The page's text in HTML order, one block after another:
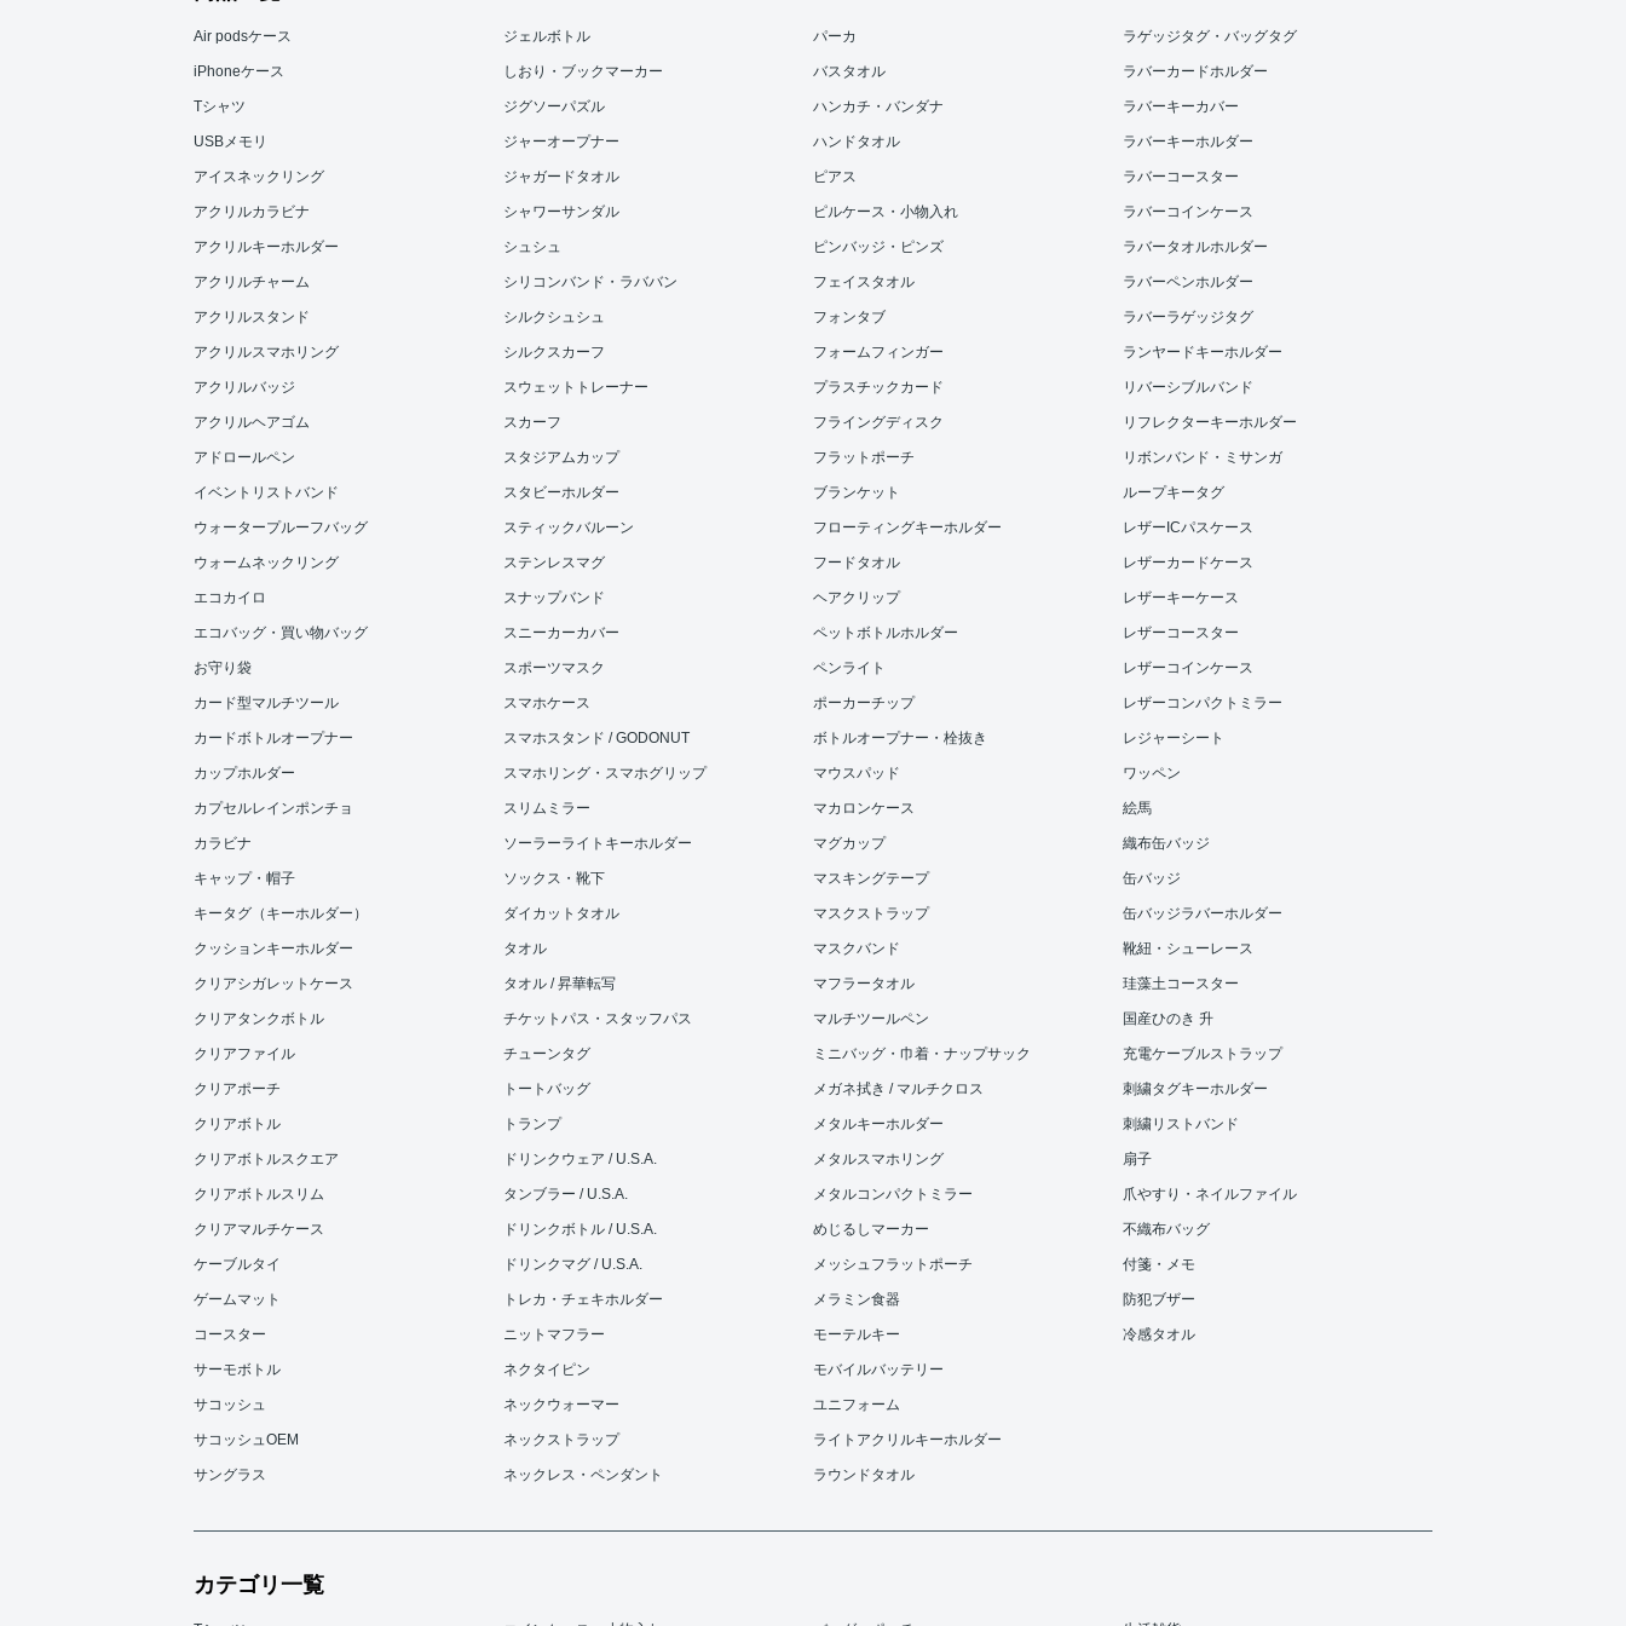
Air podsケース
iPhoneケース
Tシャツ
USBメモリ
アイスネックリング
アクリルカラビナ
アクリルキーホルダー
アクリルチャーム
アクリルスタンド
アクリルスマホリング
アクリルバッジ
アクリルヘアゴム
アドロールペン
イベントリストバンド
ウォータープルーフバッグ
ウォームネックリング
エコカイロ
エコバッグ・買い物バッグ
お守り袋
カード型マルチツール
カードボトルオープナー
カップホルダー
カプセルレインポンチョ
カラビナ
キャップ・帽子
キータグ（キーホルダー）
クッションキーホルダー
クリアシガレットケース
クリアタンクボトル
クリアファイル
クリアポーチ
クリアボトル
クリアボトルスクエア
クリアボトルスリム
クリアマルチケース
ケーブルタイ
ゲームマット
コースター
サーモボトル
サコッシュ
サコッシュOEM
サングラス
ジェルボトル
しおり・ブックマーカー
ジグソーパズル
ジャーオープナー
ジャガードタオル
シャワーサンダル
シュシュ
シリコンバンド・ラババン
シルクシュシュ
シルクスカーフ
スウェットトレーナー
スカーフ
スタジアムカップ
スタビーホルダー
スティックバルーン
ステンレスマグ
スナップバンド
スニーカーカバー
スポーツマスク
スマホケース
スマホスタンド / GODONUT
スマホリング・スマホグリップ
スリムミラー
ソーラーライトキーホルダー
ソックス・靴下
ダイカットタオル
タオル
タオル / 昇華転写
チケットパス・スタッフパス
チューンタグ
トートバッグ
トランプ
ドリンクウェア / U.S.A.
タンブラー / U.S.A.
ドリンクボトル / U.S.A.
ドリンクマグ / U.S.A.
トレカ・チェキホルダー
ニットマフラー
ネクタイピン
ネックウォーマー
ネックストラップ
ネックレス・ペンダント
パーカ
バスタオル
ハンカチ・バンダナ
ハンドタオル
ピアス
ピルケース・小物入れ
ピンバッジ・ピンズ
フェイスタオル
フォンタブ
フォームフィンガー
プラスチックカード
フライングディスク
フラットポーチ
ブランケット
フローティングキーホルダー
フードタオル
ヘアクリップ
ペットボトルホルダー
ペンライト
ポーカーチップ
ボトルオープナー・栓抜き
マウスパッド
マカロンケース
マグカップ
マスキングテープ
マスクストラップ
マスクバンド
マフラータオル
マルチツールペン
ミニバッグ・巾着・ナップサック
メガネ拭き / マルチクロス
メタルキーホルダー
メタルスマホリング
メタルコンパクトミラー
めじるしマーカー
メッシュフラットポーチ
メラミン食器
モーテルキー
モバイルバッテリー
ユニフォーム
ライトアクリルキーホルダー
ラウンドタオル
ラゲッジタグ・バッグタグ
ラバーカードホルダー
ラバーキーカバー
ラバーキーホルダー
ラバーコースター
ラバーコインケース
ラバータオルホルダー
ラバーペンホルダー
ラバーラゲッジタグ
ランヤードキーホルダー
リバーシブルバンド
リフレクターキーホルダー
リボンバンド・ミサンガ
ループキータグ
レザーICパスケース
レザーカードケース
レザーキーケース
レザーコースター
レザーコインケース
レザーコンパクトミラー
レジャーシート
ワッペン
絵馬
織布缶バッジ
缶バッジ
缶バッジラバーホルダー
靴紐・シューレース
珪藻土コースター
国産ひのき 升
充電ケーブルストラップ
刺繍タグキーホルダー
刺繍リストバンド
扇子
爪やすり・ネイルファイル
不織布バッグ
付箋・メモ
防犯ブザー
冷感タオル
カテゴリ一覧